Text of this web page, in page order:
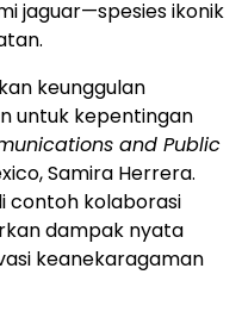
jaguar—spesies ikonik
keunggulan
untuk kepentingan
and Public
Samira Herrera.
contoh kolaborasi
dampak nyata
keanekaragaman